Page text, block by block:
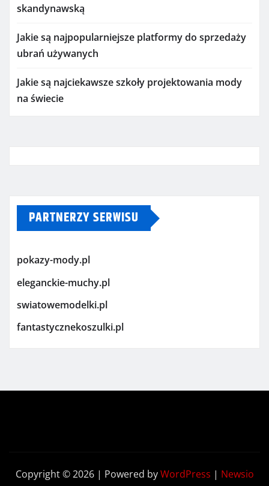
skandynawską
Jakie są najpopularniejsze platformy do sprzedaży
ubrań używanych
Jakie są najciekawsze szkoły projektowania mody
na świecie
PARTNERZY SERWISU
pokazy-mody.pl
eleganckie-muchy.pl
swiatowemodelki.pl
fantastycznekoszulki.pl
Copyright © 2026 | Powered byWordPress | Newsio